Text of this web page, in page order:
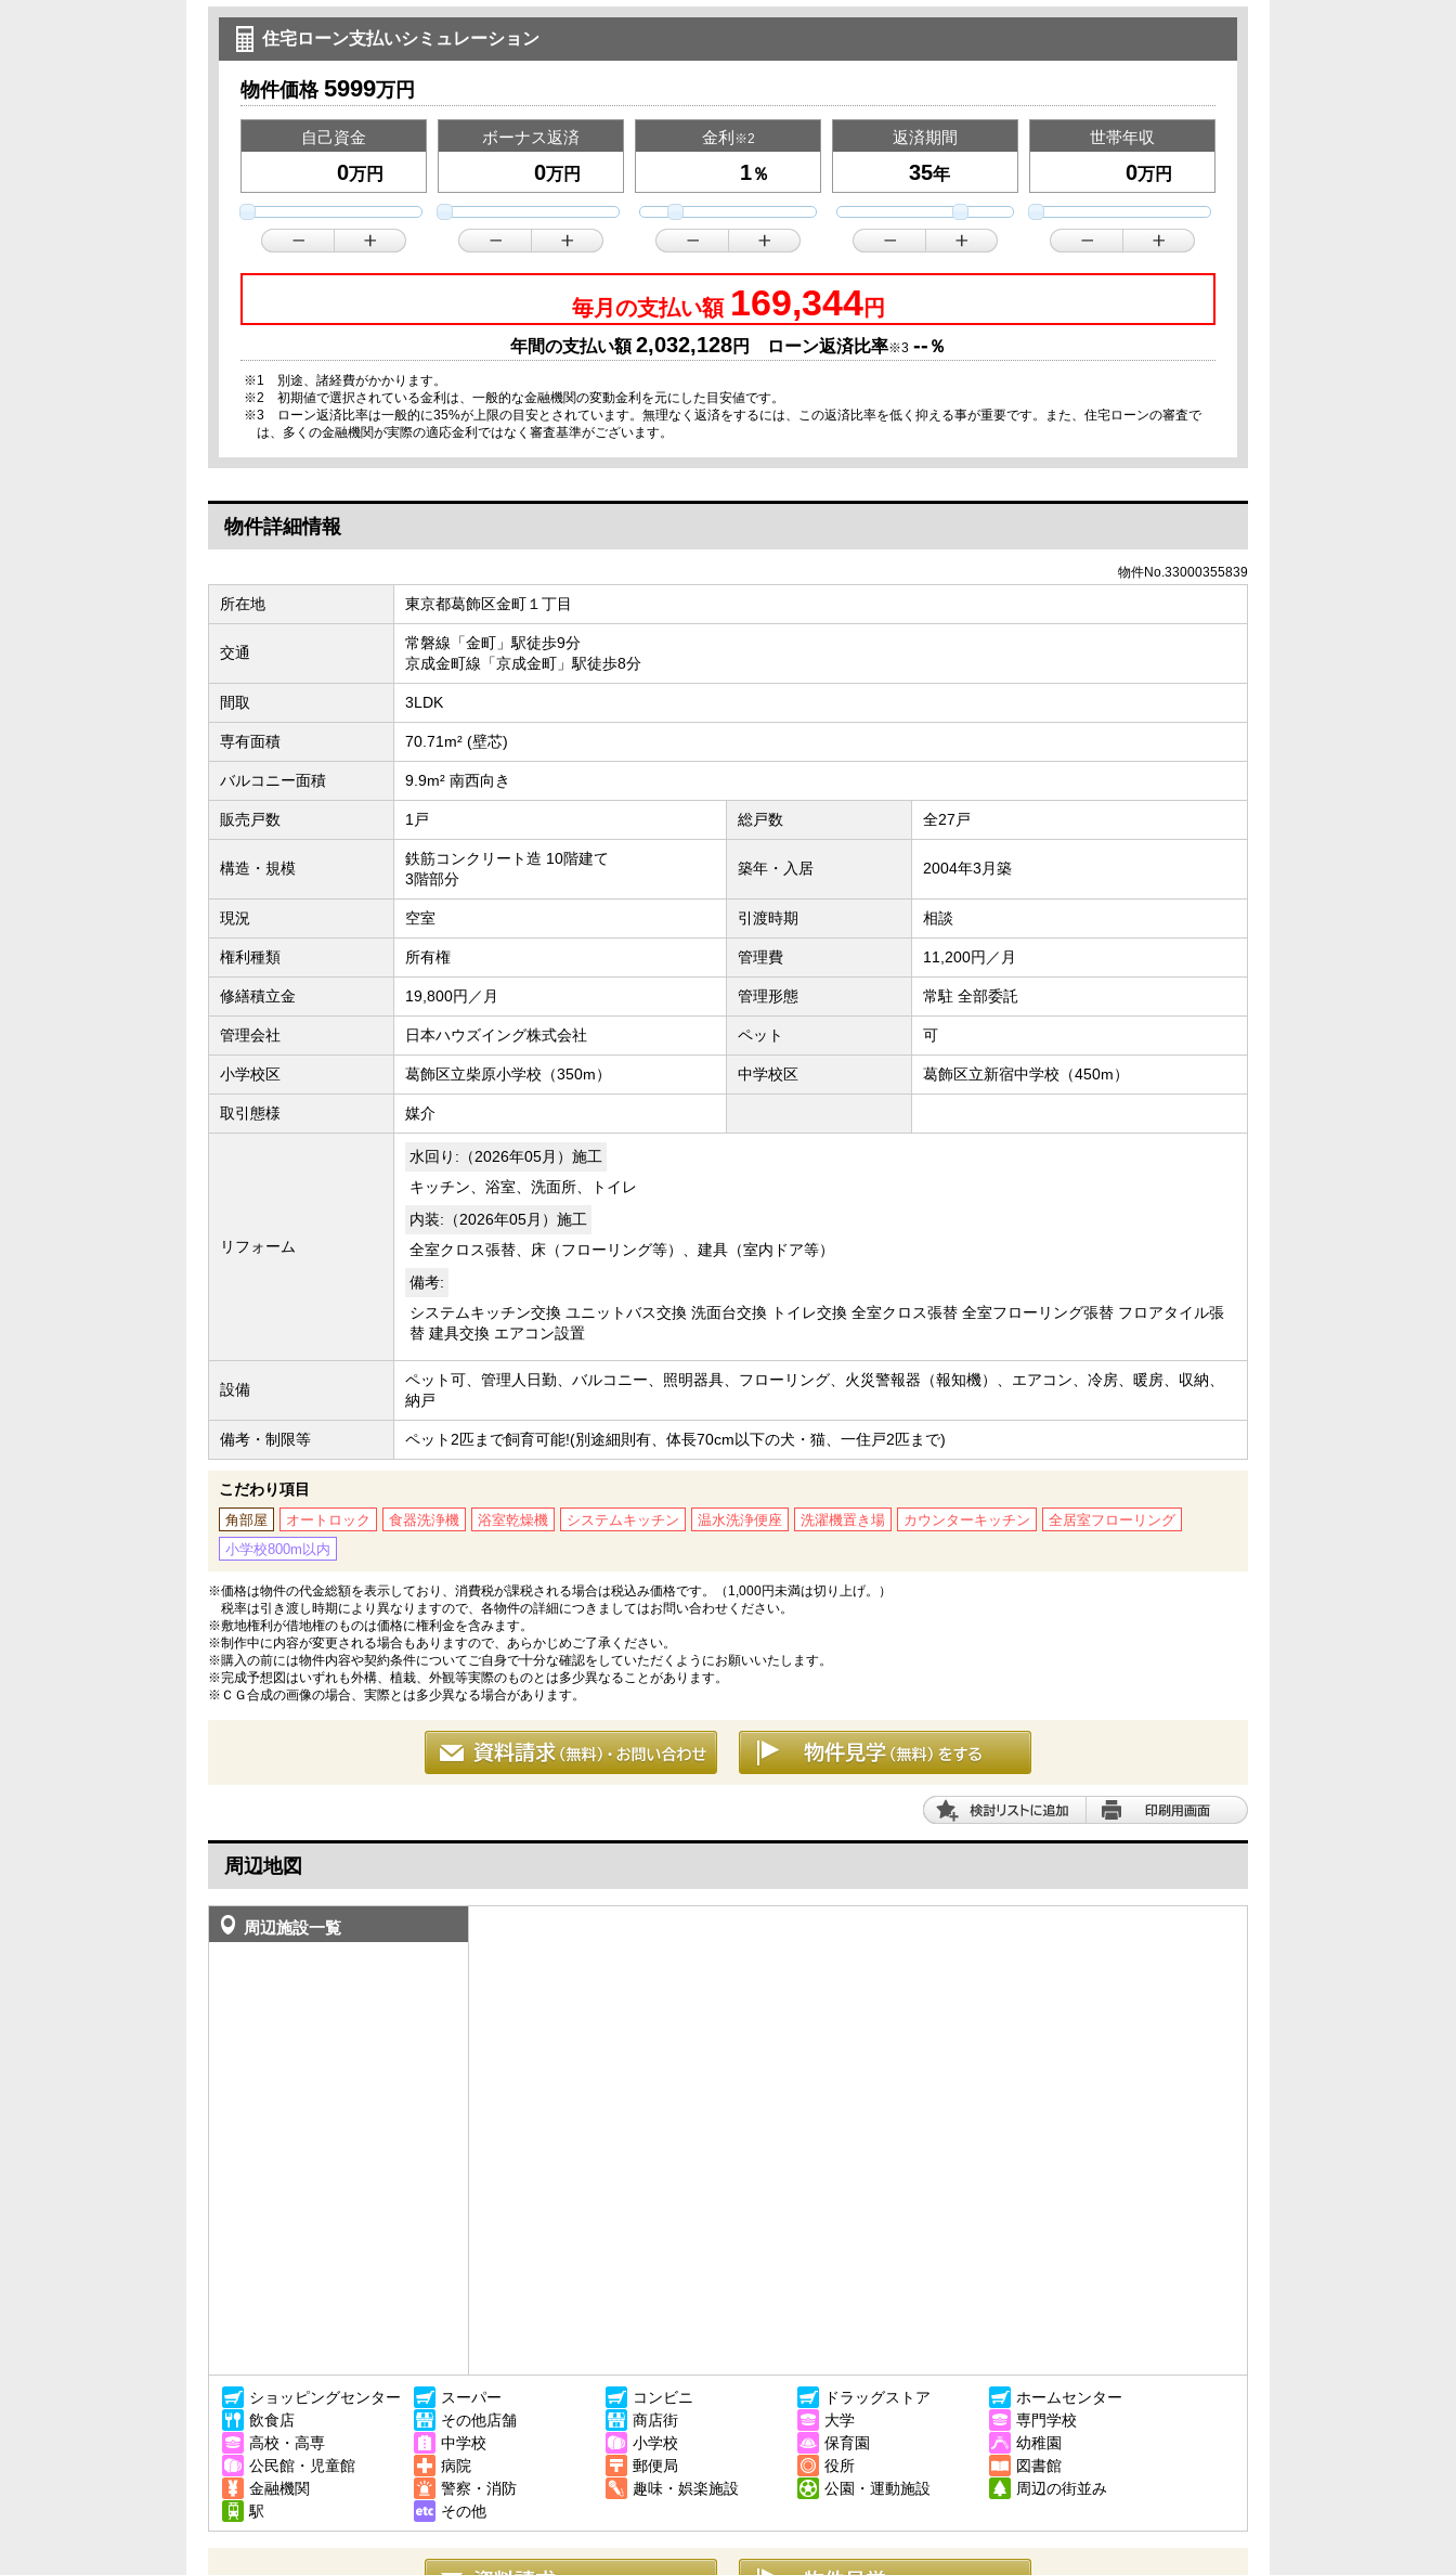
住宅ローン支払いシミュレーション
物件価格 5999万円
自己資金
万円
ボーナス返済
万円
金利 ※2
％
返済期間
年
世帯年収
万円
毎月の支払い額 169,344円
年間の支払い額2,032,128円 ローン返済比率※3 -- ％
※1 別途、諸経費がかかります。
※2 初期値で選択されている金利は、一般的な金融機関の変動金利を元にした目安値です。
※3 ローン返済比率は一般的に35%が上限の目安とされています。無理なく返済をするには、この返済比率を低く抑える事が重要です。また、住宅ローンの審査で
は、多くの金融機関が実際の適応金利ではなく審査基準がございます。
物件詳細情報
物件No.33000355839
所在地 東京都葛飾区金町１丁目
交通
常磐線「金町」駅徒歩9分
京成金町線「京成金町」駅徒歩8分
間取 3LDK
専有面積 70.71m² (壁芯)
バルコニー面積 9.9m² 南西向き
販売戸数 1戸 総戸数 全27戸
構造・規模
鉄筋コンクリート造 10階建て
3階部分
築年・入居 2004年3月築
現況 空室 引渡時期 相談
権利種類 所有権 管理費 11,200円／月
修繕積立金 19,800円／月 管理形態 常駐 全部委託
管理会社 日本ハウズイング株式会社 ペット 可
小学校区 葛飾区立柴原小学校（350m） 中学校区 葛飾区立新宿中学校（450m）
取引態様 媒介
リフォーム
水回り:（2026年05月）施工
キッチン、浴室、洗面所、トイレ
内装:（2026年05月）施工
全室クロス張替、床（フローリング等）、建具（室内ドア等）
備考:
システムキッチン交換 ユニットバス交換 洗面台交換 トイレ交換 全室クロス張替 全室フローリング張替 フロアタイル張
替 建具交換 エアコン設置
設備
ペット可、管理人日勤、バルコニー、照明器具、フローリング、火災警報器（報知機）、エアコン、冷房、暖房、収納、
納戸
備考・制限等 ペット2匹まで飼育可能!(別途細則有、体長70cm以下の犬・猫、一住戸2匹まで)
こだわり項目
角部屋 オートロック 食器洗浄機 浴室乾燥機 システムキッチン 温水洗浄便座 洗濯機置き場 カウンターキッチン
全居室フローリング
小学校800m以内
※価格は物件の代金総額を表示しており、消費税が課税される場合は税込み価格です。（1,000円未満は切り上げ。）
税率は引き渡し時期により異なりますので、各物件の詳細につきましてはお問い合わせください。
※敷地権利が借地権のものは価格に権利金を含みます。
※制作中に内容が変更される場合もありますので、あらかじめご了承ください。
※購入の前には物件内容や契約条件についてご自身で十分な確認をしていただくようにお願いいたします。
※完成予想図はいずれも外構、植栽、外観等実際のものとは多少異なることがあります。
※ＣＧ合成の画像の場合、実際とは多少異なる場合があります。
周辺地図
周辺施設一覧
ショッピングセンター スーパー コンビニ ドラッグストア
ホームセンター
飲食店
その他店舗 商店街 大学
専門学校
高校・高専
中学校 小学校 保育園
幼稚園
公民館・児童館
病院 郵便局 役所
図書館
金融機関
警察・消防 趣味・娯楽施設 公園・運動施設
周辺の街並み
駅
その他